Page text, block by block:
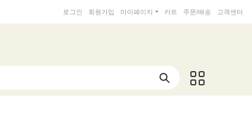
로그인 회원가입 마이페이지 카트 주문/배송 고객센터